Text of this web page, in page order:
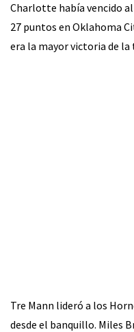
Charlotte había vencido
27 puntos en Oklahoma
era la mayor victoria de
Tre Mann lideró a los
desde el banquillo. Miles